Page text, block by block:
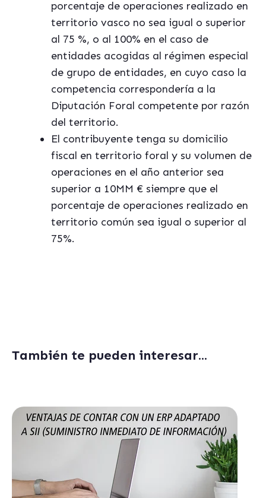
porcentaje de operaciones realizado en
territorio vasco no sea igual o superior
al 75 %, o al 100% en el caso de
entidades acogidas al régimen especial
de grupo de entidades, en cuyo caso la
competencia correspondería a la
Diputación Foral competente por razón
del territorio.
El contribuyente tenga su domicilio
fiscal en territorio foral y su volumen de
operaciones en el año anterior sea
superior a 10MM € siempre que el
porcentaje de operaciones realizado en
territorio común sea igual o superior al
75%.
También te pueden interesar...